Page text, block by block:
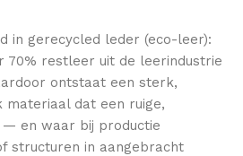
in gerecycled leder (eco-leer):
70% restleer uit de leerindustrie
ontstaat een sterk,
materiaal dat een ruige,
en waar bij productie
structuren in aangebracht